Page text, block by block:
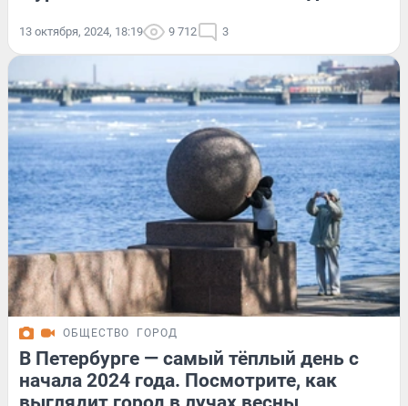
13 октября, 2024, 18:19 9 712 3
ОБЩЕСТВО ГОРОД
В Петербурге — самый тёплый день с
начала 2024 года. Посмотрите, как